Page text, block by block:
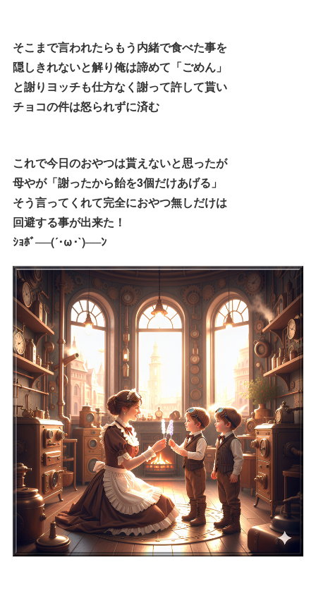
そこまで言われたらもう内緒で食べた事を
隠しきれないと解り俺は諦めて「ごめん」
と謝りヨッチも仕方なく謝って許して貰い
チョコの件は怒られずに済む
これで今日のおやつは貰えないと思ったが
母やが「謝ったから飴を3個だけあげる」
そう言ってくれて完全におやつ無しだけは
回避する事が出来た！
ｼｮﾎﾞ──(´･ω･`)──ﾝ